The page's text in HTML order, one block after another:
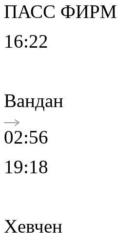
ПАСС ФИРМ
16:22
Вандан
02:56
19:18
Хевчен